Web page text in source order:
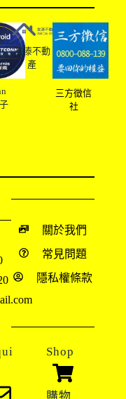
友溙不動
產
三方徵信
社
關於我們
常見問題
隱私權條款
Shop